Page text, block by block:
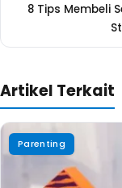
8 Tips Membeli
Artikel Terkait
Parenting